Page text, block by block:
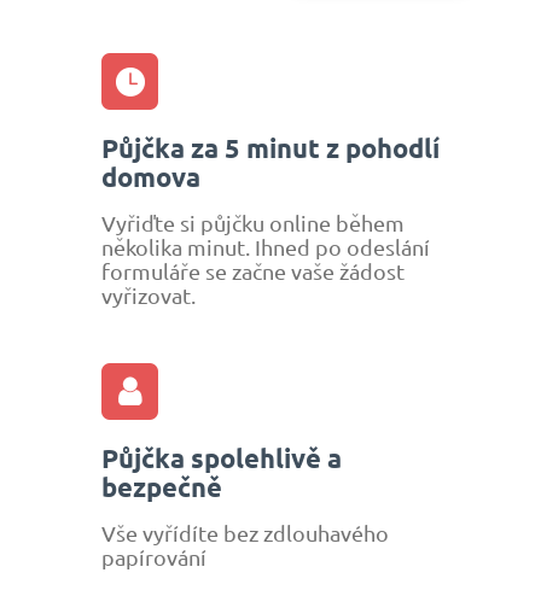
Půjčka za 5 minut z pohodlí
domova
Vyřiďte si půjčku online během
několika minut. Ihned po odeslání
formuláře se začne vaše žádost
vyřizovat.
Půjčka spolehlivě a
bezpečně
Vše vyřídíte bez zdlouhavého
papírování